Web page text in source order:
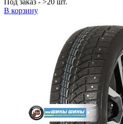
Под заказ - >20 шт.
В корзину